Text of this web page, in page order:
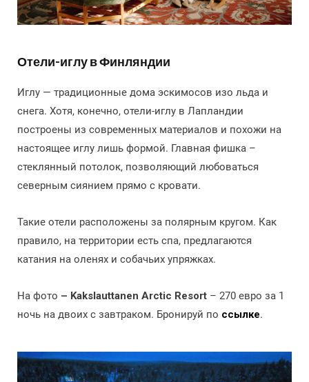
Отели-иглу в Финляндии
Иглу — традиционные дома эскимосов изо льда и
снега. Хотя, конечно, отели-иглу в Лапландии
построены из современных материалов и похожи на
настоящее иглу лишь формой. Главная фишка –
стеклянный потолок, позволяющий любоваться
северным сиянием прямо с кровати.
Такие отели расположены за полярным кругом. Как
правило, на территории есть спа, предлагаются
катания на оленях и собачьих упряжках.
На фото – Kakslauttanen Arctic Resort – 270 евро за 1
ночь на двоих с завтраком. Бронируй по ссылке.